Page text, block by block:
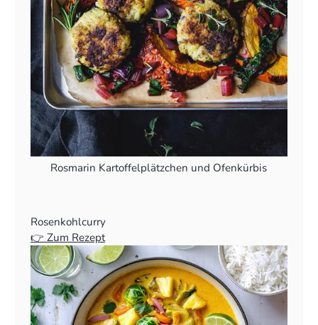
Rosmarin Kartoffelplätzchen und Ofenkürbis
Rosenkohlcurry
👉 Zum Rezept